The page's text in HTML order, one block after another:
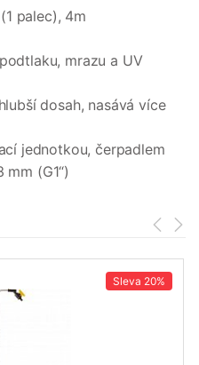
palec), 4m
mrazu a UV
dosah, nasává více
jednotkou, čerpadlem
(G1“)
Sleva 20%